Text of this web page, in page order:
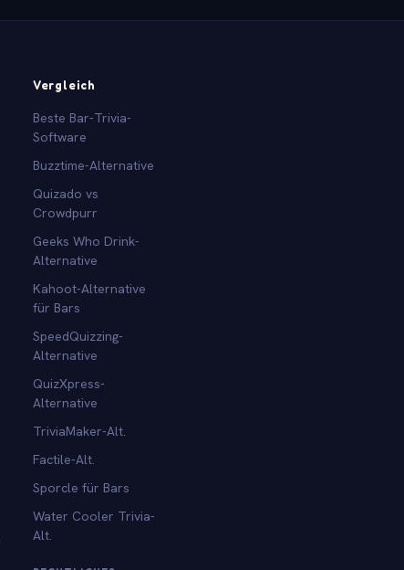
Vergleich
Beste Bar-Trivia-
Software
Buzztime-Alternative
Quizado vs
Crowdpurr
Geeks Who Drink-
Alternative
Kahoot-Alternative
für Bars
SpeedQuizzing-
Alternative
QuizXpress-
Alternative
TriviaMaker-Alt.
Factile-Alt.
Sporcle für Bars
Water Cooler Trivia-
Alt.